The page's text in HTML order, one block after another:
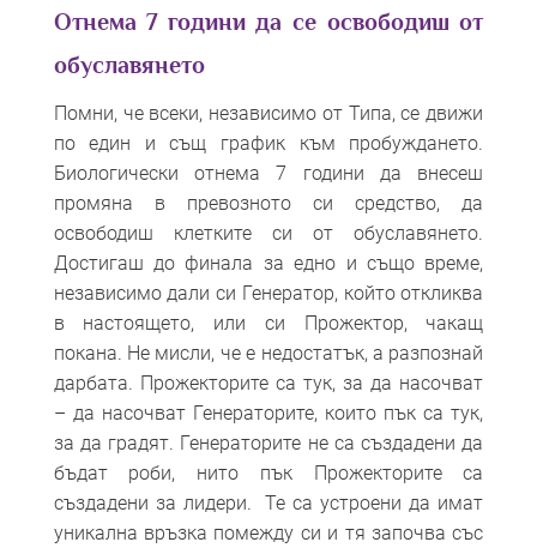
Отнема 7 години да се освободиш от
обуславянето
Помни, че всеки, независимо от Типа, се движи
по един и същ график към пробуждането.
Биологически отнема 7 години да внесеш
промяна в превозното си средство, да
освободиш клетките си от обуславянето.
Достигаш до финала за едно и също време,
независимо дали си Генератор, който откликва
в настоящето, или си Прожектор, чакащ
покана. Не мисли, че е недостатък, а разпознай
дарбата. Прожекторите са тук, за да насочват
– да насочват Генераторите, които пък са тук,
за да градят. Генераторите не са създадени да
бъдат роби, нито пък Прожекторите са
създадени за лидери. Те са устроени да имат
уникална връзка помежду си и тя започва със